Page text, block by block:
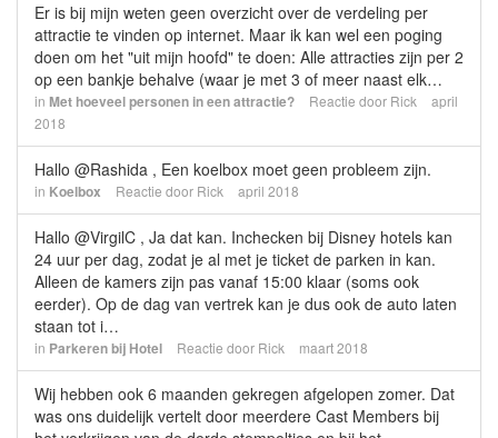
Er is bij mijn weten geen overzicht over de verdeling per
attractie te vinden op internet. Maar ik kan wel een poging
doen om het "uit mijn hoofd" te doen: Alle attracties zijn per 2
op een bankje behalve (waar je met 3 of meer naast elk…
in Met hoeveel personen in een attractie? Reactie door Rick
april
2018
Hallo @Rashida , Een koelbox moet geen probleem zijn.
in Koelbox Reactie door Rick april 2018
Hallo @VirgilC , Ja dat kan. Inchecken bij Disney hotels kan
24 uur per dag, zodat je al met je ticket de parken in kan.
Alleen de kamers zijn pas vanaf 15:00 klaar (soms ook
eerder). Op de dag van vertrek kan je dus ook de auto laten
staan tot i…
in Parkeren bij Hotel Reactie door Rick maart 2018
Wij hebben ook 6 maanden gekregen afgelopen zomer. Dat
was ons duidelijk vertelt door meerdere Cast Members bij